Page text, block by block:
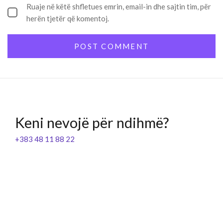
Ruaje në këtë shfletues emrin, email-in dhe sajtin tim, për
herën tjetër që komentoj.
Keni nevojë për ndihmë?
+383 48 11 88 22